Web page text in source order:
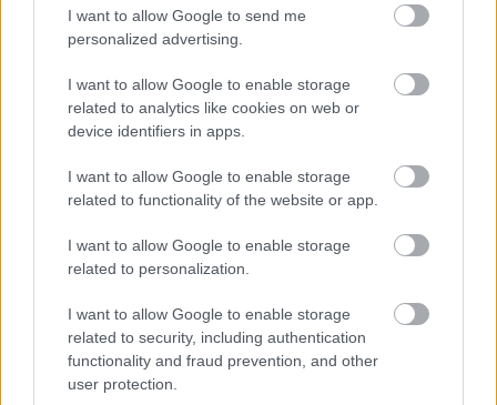
I want to allow Google to send me
personalized advertising.
I want to allow Google to enable storage
related to analytics like cookies on web or
device identifiers in apps.
I want to allow Google to enable storage
related to functionality of the website or app.
I want to allow Google to enable storage
related to personalization.
I want to allow Google to enable storage
related to security, including authentication
functionality and fraud prevention, and other
user protection.
Α.Π.: Τι θα πει το κοινό του ΣΚΑΪ, δεν
καταλαβαίνω, τι λέει ο κύριος; Με συγχωρείτε
πάρα πολύ, ας μιλήσει μόνος του.
ηρεμήσουν τα πνεύματα, όμως ο βουλευτής του
επέμεινε: «
είναι πιο δεξιό το κοινό σας...», προκαλώντας αυτή
τη φορά την αντίδραση του Δημήτρη Οικονόμου.